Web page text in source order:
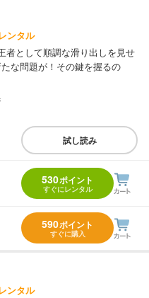
ンタル
者として順調な滑り出しを見せ
な問題が！その鍵を握るの
試し読み
530ポイント
すぐにレンタル
590ポイント
すぐに購入
ンタル